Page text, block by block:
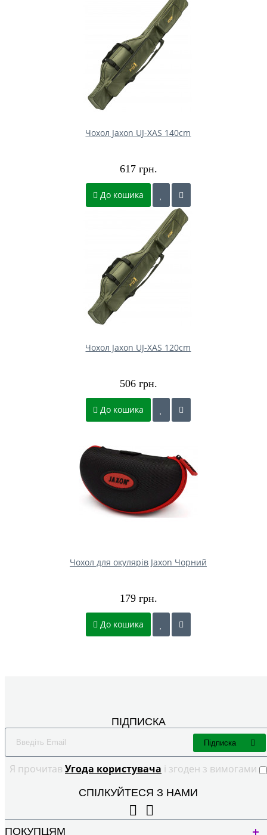
Чохол Jaxon UJ-XAS 140cm
617 грн.
До кошика
Чохол Jaxon UJ-XAS 120cm
506 грн.
До кошика
Чохол для окулярів Jaxon Чорний
179 грн.
До кошика
ПІДПИСКА
Я прочитав Угода користувача і згоден з вимогами
Підписка
СПІЛКУЙТЕСЯ З НАМИ
ПОКУПЦЯМ